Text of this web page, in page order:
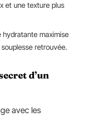
et une texture plus
hydratante maximise
retrouvée.
d’un
avec les